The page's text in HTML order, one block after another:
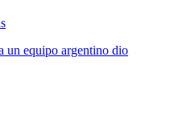
un equipo argentino dio